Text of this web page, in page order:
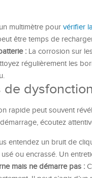
multimètre pour vérifier
être temps de
: La corrosion sur
régulièrement les
de
rapide peut souvent
écoutez
entendez un bruit de
ou encrassé. Un
mais ne démarre pas :